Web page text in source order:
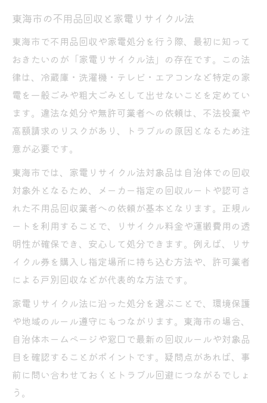
東海市の不用品回収と家電リサイクル法
東海市で不用品回収や家電処分を行う際、最初に知って
おきたいのが「家電リサイクル法」の存在です。この法
律は、冷蔵庫・洗濯機・テレビ・エアコンなど特定の家
電を一般ごみや粗大ごみとして出せないことを定めてい
ます。違法な処分や無許可業者への依頼は、不法投棄や
高額請求のリスクがあり、トラブルの原因となるため注
意が必要です。
東海市では、家電リサイクル法対象品は自治体での回収
対象外となるため、メーカー指定の回収ルートや認可さ
れた不用品回収業者への依頼が基本となります。正規ル
ートを利用することで、リサイクル料金や運搬費用の透
明性が確保でき、安心して処分できます。例えば、リサ
イクル券を購入し指定場所に持ち込む方法や、許可業者
による戸別回収などが代表的な方法です。
家電リサイクル法に沿った処分を選ぶことで、環境保護
や地域のルール遵守にもつながります。東海市の場合、
自治体ホームページや窓口で最新の回収ルールや対象品
目を確認することがポイントです。疑問点があれば、事
前に問い合わせておくとトラブル回避につながるでしょ
う。